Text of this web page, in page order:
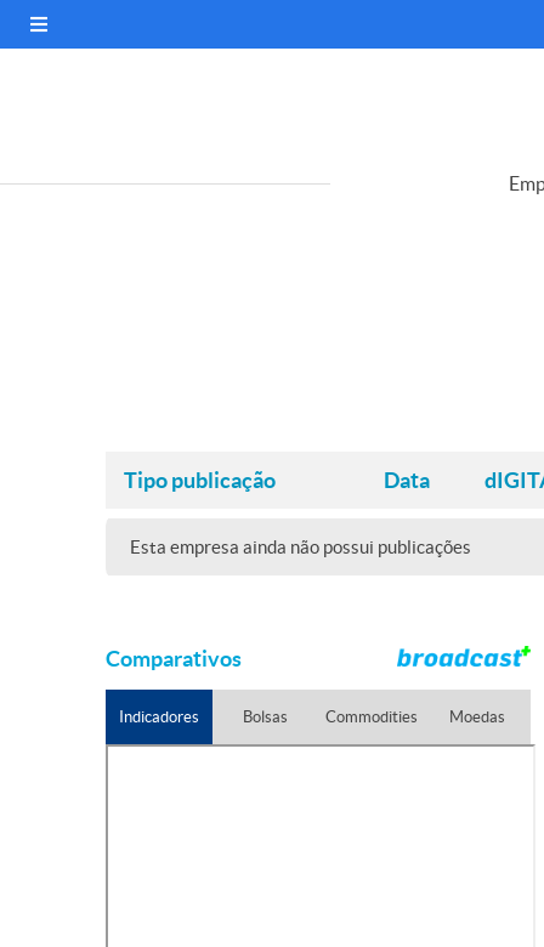
Tipo publicação Data
Esta empresa ainda não possui publicações
Comparativos
Indicadores Bolsas Commodities Moedas